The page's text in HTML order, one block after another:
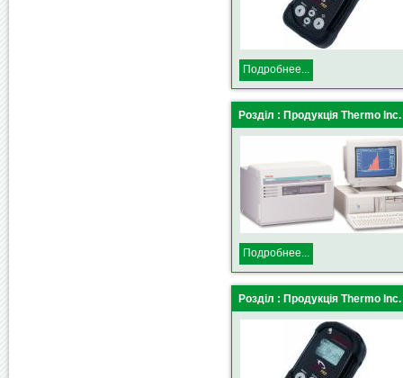
Подробнее...
Розділ : Продукція Thermo
Подробнее...
Розділ : Продукція Thermo